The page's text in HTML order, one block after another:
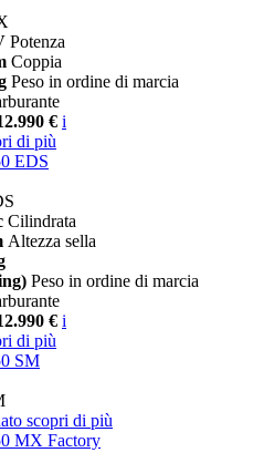
Potenza
Coppia
Peso in ordine di marcia
€ i
di più
EDS
Cilindrata
Altezza sella
Peso in ordine di marcia
€ i
di più
SM
scopri di più
MX Factory